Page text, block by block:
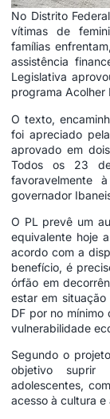
No Distrito
vítimas de
famílias
assistência
Legislativa
programa Acolher
O texto,
foi apreciado
aprovado em
Todos os 23
favoravelmente
governador
O PL prevê um
equivalente hoje
acordo com a
benefício, é
órfão em
estar em
DF por no
vulnerabilidade
Segundo o
objetivo suprir
adolescentes,
acesso à cultura e